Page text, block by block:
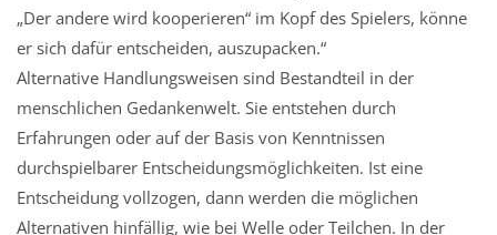
„Der andere wird kooperieren“ im Kopf des Spielers, könne
er sich dafür entscheiden, auszupacken.“
Alternative Handlungsweisen sind Bestandteil in der
menschlichen Gedankenwelt. Sie entstehen durch
Erfahrungen oder auf der Basis von Kenntnissen
durchspielbarer Entscheidungsmöglichkeiten. Ist eine
Entscheidung vollzogen, dann werden die möglichen
Alternativen hinfällig, wie bei Welle oder Teilchen. In der